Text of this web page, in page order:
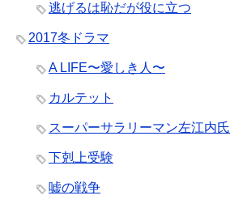
逃げるは恥だが役に立つ
2017冬ドラマ
A LIFE〜愛しき人〜
カルテット
スーパーサラリーマン左江内氏
下剋上受験
嘘の戦争